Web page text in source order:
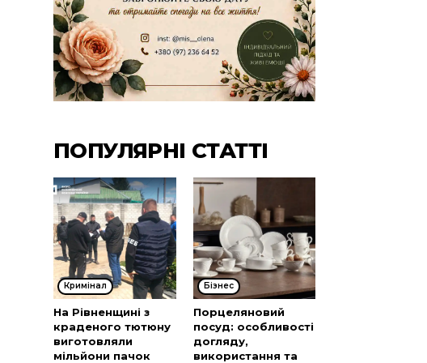
ПОПУЛЯРНІ СТАТТІ
Кримінал
На Рівненщині з
краденого тютюну
виготовляли
мільйони пачок
Бізнес
Порцеляновий
посуд: особливості
догляду,
використання та